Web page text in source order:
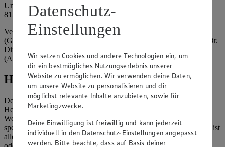
Umsatzsteuer-Identifikationsnummer gem. § 27a UStG: DE
815764015
Vertretungsberechtigte: EDEKA Südbayern Handelsstiftung
(Gesellschafter), Claus Hollinger (Vorstandsmitglied, Sprecher), Dr.
Dirk Eßmann (Vorstandsmitglied), Leo Schwaiberger
(Aufsichtsratsvorsitzender)
Hinweise
Der Inhalt dieser Website ist urheberrechtlich geschützt. Der
Herausgeber gewährt Ihnen jedoch das Recht, den auf dieser
Website bereitgestellten Text ganz oder ausschnittsweise zu
speichern und zu vervielfältigen. Aus Gründen des Urheberrechts ist
allerdings die Speicherung und Vervielfältigung von Bildmaterial
Datenschutz-
Einstellungen
Wir setzen Cookies und andere Technologien ein, um
dir ein bestmögliches Nutzungserlebnis unserer
Website zu ermöglichen. Wir verwenden deine Daten,
um unsere Website zu personalisieren und dir
möglichst relevante Inhalte anzubieten, sowie für
Marketingzwecke.
Deine Einwilligung ist freiwillig und kann jederzeit
individuell in den Datenschutz-Einstellungen angepasst
werden. Bitte beachte, dass auf Basis deiner